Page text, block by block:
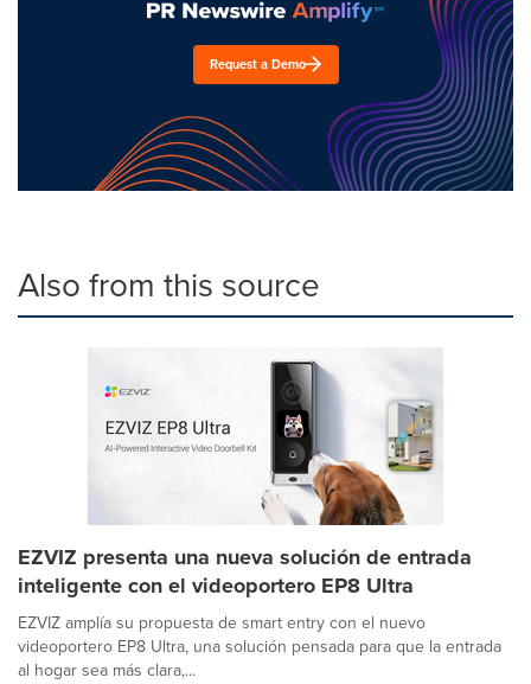
Request a Demo
Also from this source
EZVIZ presenta una nueva solución de entrada
inteligente con el videoportero EP8 Ultra
EZVIZ amplía su propuesta de smart entry con el nuevo
videoportero EP8 Ultra, una solución pensada para que la entrada
al hogar sea más clara,...